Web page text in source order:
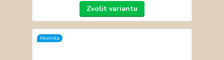
Zvolit variantu
Novinka